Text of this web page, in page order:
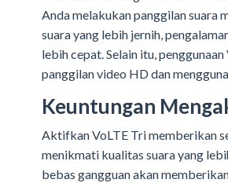
Anda melakukan panggilan suara
suara yang lebih jernih,
lebih cepat. Selain itu,
panggilan video HD dan
Keuntungan
Aktifkan VoLTE Tri memberikan
menikmati kualitas suara yang
bebas gangguan akan